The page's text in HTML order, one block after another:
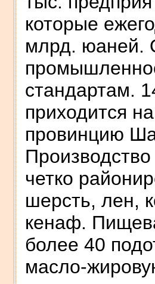
которые
млрд. юаней.
стандартам.
приходится
провинцию
четко
шерсть, лен,
кенаф.
более 40
масло-